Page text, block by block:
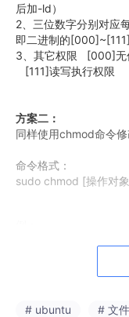
后加-ld）
2、三位数字分别对应
即二进制的[000]~[111]
3、其它权限 [000]
[111]读写执行权限
方案二：
同样使用chmod命令修
命令格式：
sudo chmod [操作对
u+w
sudo chmod
g+r
# ubuntu # 文